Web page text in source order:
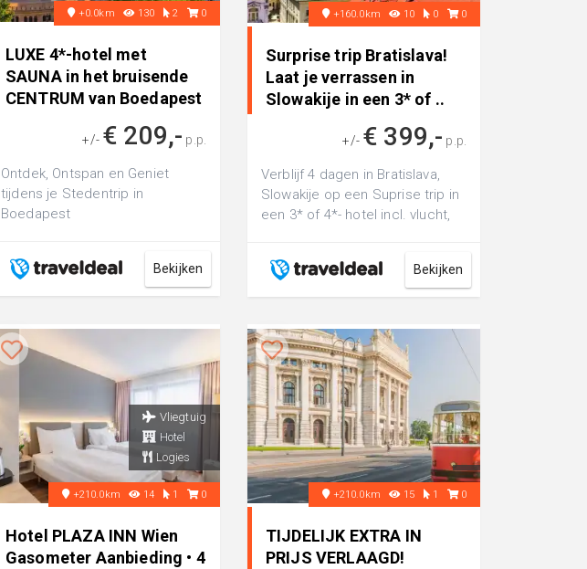
+0.0km 130 2 0
LUXE 4*-hotel met
SAUNA in het bruisende
CENTRUM van Boedapest
+/- € 209,- p.p.
Ontdek, Ontspan en Geniet
tijdens je Stedentrip in
Boedapest
Bekijken
+160.0km 10 0 0
Surprise trip Bratislava!
Laat je verrassen in
Slowakije in een 3* of ..
+/- € 399,- p.p.
Verblijf 4 dagen in Bratislava,
Slowakije op een Suprise trip in
een 3* of 4*- hotel incl. vlucht,
Bekijken
Vliegtuig
Hotel
Logies
+210.0km 14 1 0
Hotel PLAZA INN Wien
Gasometer Aanbieding • 4
+210.0km 15 1 0
TIJDELIJK EXTRA IN
PRIJS VERLAAGD!